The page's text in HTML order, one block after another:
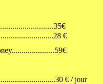
€
€ / jour